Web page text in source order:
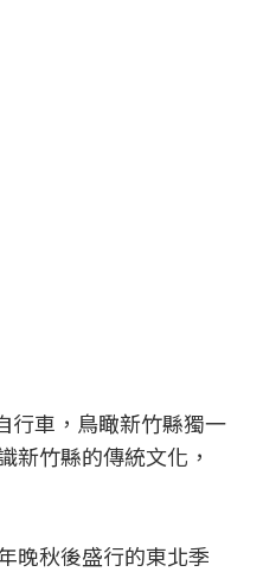
行車，鳥瞰新竹縣獨一
新竹縣的傳統文化，
晚秋後盛行的東北季